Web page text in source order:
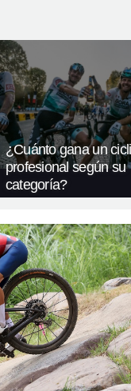
¿Cuánto gana un
profesional según su
categoría?